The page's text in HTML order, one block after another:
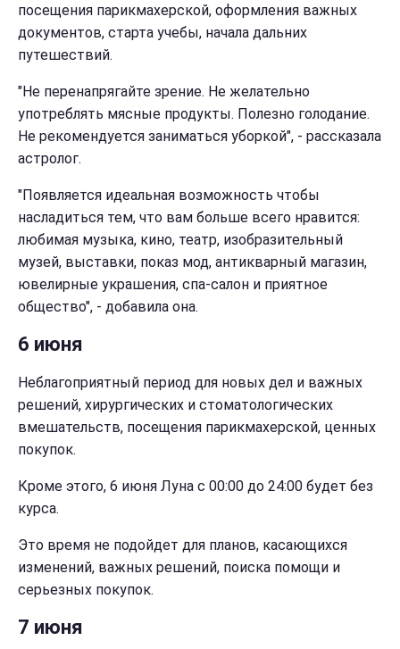
посещения парикмахерской, оформления важных
документов, старта учебы, начала дальних
путешествий.
"Не перенапрягайте зрение. Не желательно
употреблять мясные продукты. Полезно голодание.
Не рекомендуется заниматься уборкой", - рассказала
астролог.
"Появляется идеальная возможность чтобы
насладиться тем, что вам больше всего нравится:
любимая музыка, кино, театр, изобразительный
музей, выставки, показ мод, антикварный магазин,
ювелирные украшения, спа-салон и приятное
общество", - добавила она.
6 июня
Неблагоприятный период для новых дел и важных
решений, хирургических и стоматологических
вмешательств, посещения парикмахерской, ценных
покупок.
Кроме этого, 6 июня Луна с 00:00 до 24:00 будет без
курса.
Это время не подойдет для планов, касающихся
изменений, важных решений, поиска помощи и
серьезных покупок.
7 июня